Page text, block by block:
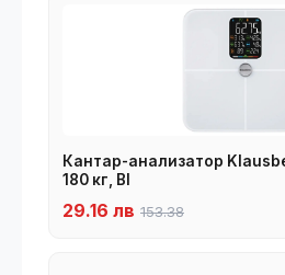
Кантар-анализатор
180 кг, BI
29.16 лв 153.38